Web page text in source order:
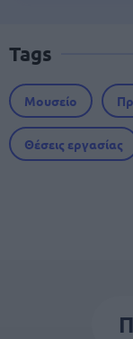
Tags
Μουσείο
Θέσεις εργασίας